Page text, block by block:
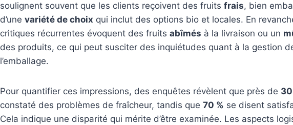
soulignent souvent que les clients reçoivent des fruits frais, bien
d’une variété de choix qui inclut des options bio et locales. En
critiques récurrentes évoquent des fruits abîmés à la livraison ou un
des produits, ce qui peut susciter des inquiétudes quant à la gestion
l’emballage.
Pour quantifier ces impressions, des enquêtes révèlent que près de
constaté des problèmes de fraîcheur, tandis que 70 % se disent
Cela indique une disparité qui mérite d’être examinée. Les aspects